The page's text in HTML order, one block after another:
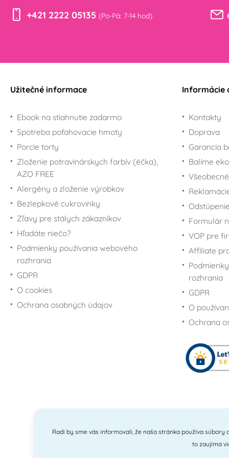
Miraculous Ladybug
Pre fanúšikov L.O.L.
Surprise!
Pre fanúšikov Máše a
Pú
Pre fanúšikov Mickey
Mousea a Minnie
Pre fanúšikov Mimoňov
Minecraft
Pony
Pre fanúšikov Disney
Pre fanúšikov Šmolkov
Valentín
Vianočné zdobenie
Halloween
hudobnou tematikou
Futbal
Šport
Promócie
+421 2222 05135 (Po-Pá: 7-14 hod)
Užitečné informace
Ebook na stiahnutie zadarmo
Spotreba poťahovacie hmoty
Porcie torty
Zloženie potravinárskych farbív (éčka),
AZO FREE
Alergény a zloženie výrobkov
Bezlepkové cukrovinky
Zľavy pre stálych zákazníkov
Hľadáte niečo?
Podmienky používania webového
rozhrania
GDPR
O cookies
Ochrana osobných údajov
Informácie
Kontakty
Doprava
Garancia
Balíme
Formulár
VOP pre
Affiliate
rozhrania
GDPR
O
Ochrana
Radi by sme vás informovali, že naša stránka používa
to zaujíma